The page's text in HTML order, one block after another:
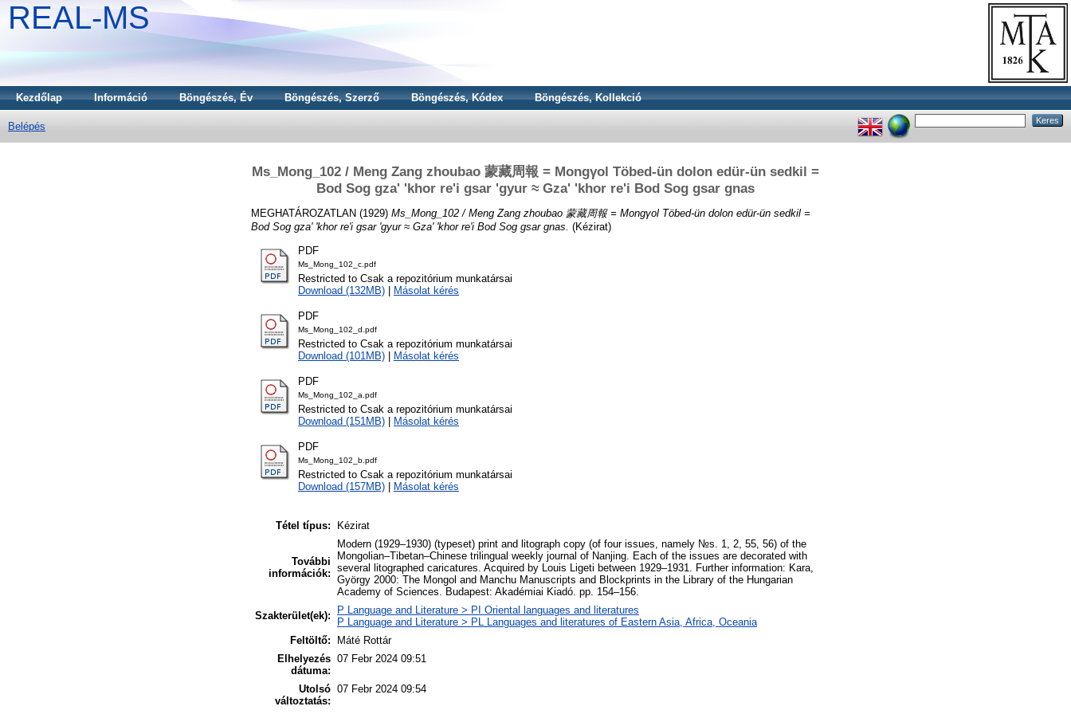
REAL-MS
Kezdőlap Információ Böngészés, Év Böngészés, Szerző Böngészés, Kódex Böngészés, Kollekció
Belépés
Ms_Mong_102 / Meng Zang zhoubao 蒙藏周報 = Mongγol Töbed-ün dolon edür-ün sedkil =
Bod Sog gza' 'khor re'i gsar 'gyur ≈ Gza' 'khor re'i Bod Sog gsar gnas
MEGHATÁROZATLAN (1929) Ms_Mong_102 / Meng Zang zhoubao 蒙藏周報 = Mongγol Töbed-ün dolon edür-ün sedkil =
Bod Sog gza' 'khor re'i gsar 'gyur ≈ Gza' 'khor re'i Bod Sog gsar gnas. (Kézirat)
PDF
Ms_Mong_102_c.pdf
Restricted to Csak a repozitórium munkatársai
Download (132MB)
Másolat kérés
PDF
Ms_Mong_102_d.pdf
Restricted to Csak a repozitórium munkatársai
Download (101MB)
Másolat kérés
PDF
Ms_Mong_102_a.pdf
Restricted to Csak a repozitórium munkatársai
Download (151MB)
Másolat kérés
PDF
Ms_Mong_102_b.pdf
Restricted to Csak a repozitórium munkatársai
Download (157MB)
Másolat kérés
Tétel típus: Kézirat
További
információk:
Modern (1929–1930) (typeset) print and litograph copy (of four issues, namely №s. 1, 2, 55, 56) of the
Mongolian–Tibetan–Chinese trilingual weekly journal of Nanjing. Each of the issues are decorated with
several litographed caricatures. Acquired by Louis Ligeti between 1929–1931. Further information: Kara,
György 2000: The Mongol and Manchu Manuscripts and Blockprints in the Library of the Hungarian
Academy of Sciences. Budapest: Akadémiai Kiadó. pp. 154–156.
Szakterület(ek):
P Language and Literature > PI Oriental languages and literatures
P Language and Literature > PL Languages and literatures of Eastern Asia, Africa, Oceania
Feltöltő:
Máté Rottár
Elhelyezés
dátuma:
07 Febr 2024 09:51
Utolsó
változtatás:
07 Febr 2024 09:54